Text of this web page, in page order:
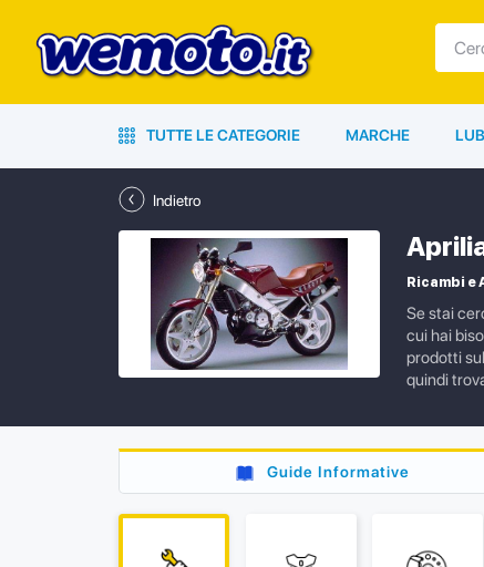
TUTTE LE CATEGORIE MARCHE
Indietro
Ricambi e
Se stai
cui hai
prodotti
quindi
Guide Informative